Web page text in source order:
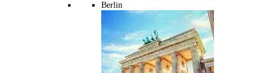
Berlin